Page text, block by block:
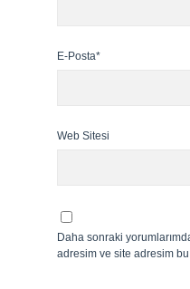
E-Posta*
Web Sitesi
Daha sonraki
adresim ve site adresim